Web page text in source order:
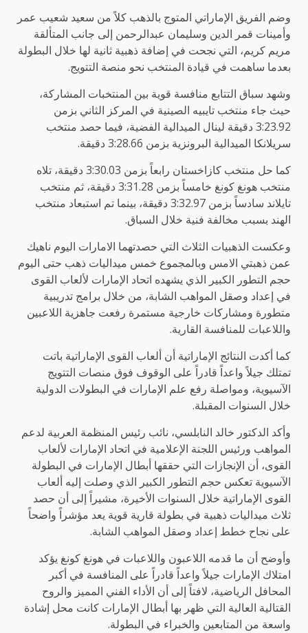
وضم الفريق الإماراتي المتوج بالذهب كلاً من سعيد شعيب عمر
وأمينات قمر الدين وسليمان عبدالرحمن إلى جانب المتألقة
مريم كريم، التي نجحت في إضافة ذهبية ثانية لها خلال البطولة
بعدما ساهمت في قيادة المنتخب نحو منصة التتويج.
وشهد سباق التتابع منافسة قوية بين المنتخبات المشاركة،
حيث جاء منتخب تايبيه الصينية في المركز الثاني بزمن
3:23.92 دقيقة لينال الميدالية الفضية، فيما حصد منتخب
سريلانكا الميدالية البرونزية بزمن 3:28.66 دقيقة.
كما حل منتخب كازاخستان رابعاً بزمن 3:30.03 دقيقة، تلاه
منتخب هونغ كونغ خامساً بزمن 3:31.28 دقيقة، ثم منتخب
تايلاند سادساً بزمن 3:32.97 دقيقة، بينما تم استبعاد منتخب
الهند بسبب مخالفة فنية خلال السباق.
وعكست الذهبيات الثلاث التي حصدتهما الامارات اليوم ناهيك
عمن ذهبتي الامس وبالمجموع خمس ميداليات ذهب حتى اليوم
حجم التطور الكبير الذي يشهده اتحاد الإمارات لألعاب القوى
في إعداد وصقل المواهب الشابة، من خلال برامج تدريبية
متطورة ومشاركات خارجية مستمرة رفعت جاهزية اللاعبين
واللاعبات للمنافسة القارية.
كما أكدت النتائج الإماراتية أن ألعاب القوى الإماراتية باتت
تمتلك جيلاً واعداً قادراً على الوقوف فوق منصات التتويج
الآسيوية، ومواصلة رفع علم الإمارات في البطولات الدولية
خلال السنوات المقبلة.
وأكد الدكتور خالد النابلسي، نائب رئيس المنظمة العربية لدعم
المواهب ورئيس اللجنة الإعلامية في اتحاد الإمارات لألعاب
القوى، أن الإنجازات التي حققها أبطال الإمارات في البطولة
الآسيوية تعكس حجم التطور الكبير الذي وصلت إليه ألعاب
القوى الإماراتية خلال السنوات الأخيرة، مشيراً إلى أن حصد
ثلاث ميداليات ذهبية في بطولة قارية قوية يعد مؤشراً واضحاً
على نجاح خطط إعداد وصقل المواهب الشابة.
وأوضح أن ما قدمه اللاعبون واللاعبات في هونغ كونغ يؤكد
امتلاك الإمارات جيلاً واعداً قادراً على المنافسة في أكبر
المحافل الرياضية، لافتاً إلى أن الأداء الفني المميز والروح
القتالية العالية التي ظهر بها أبطال الإمارات كانت محل إشادة
واسعة من المتابعين والخبراء في البطولة.